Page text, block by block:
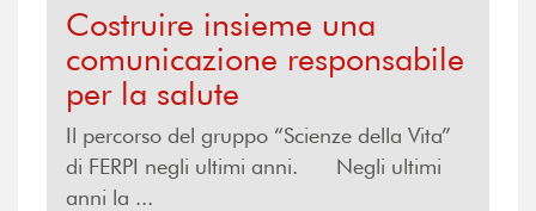
Costruire insieme una
comunicazione responsabile
per la salute
Il percorso del gruppo “Scienze della Vita”
di FERPI negli ultimi anni. Negli ultimi
anni la ...